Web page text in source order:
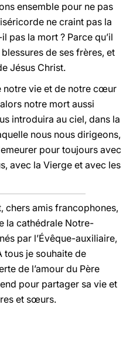
ensemble pour ne pas
ne craint pas la
pas la mort ? Parce qu’il
de ses frères, et
Jésus Christ.
notre vie et de notre cœur
notre mort aussi
introduira au ciel, dans la
nous nous dirigeons,
pour toujours avec
avec la Vierge et avec les
chers amis francophones,
la cathédrale Notre-
par l’Évêque-auxiliaire,
tous je souhaite de
de l’amour du Père
pour partager sa vie et
et sœurs.